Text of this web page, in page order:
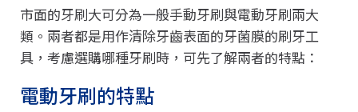
市面的牙刷大可分為一般手動牙刷與電動牙刷兩大
類。兩者都是用作清除牙齒表面的牙菌膜的刷牙工
具，考慮選購哪種牙刷時，可先了解兩者的特點：
電動牙刷的特點